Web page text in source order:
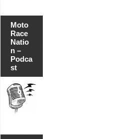
Moto
Race
Natio
n –
Podca
st